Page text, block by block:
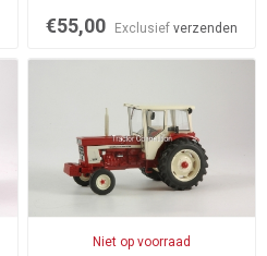
€55,00 Exclusiefverzenden
Niet op voorraad